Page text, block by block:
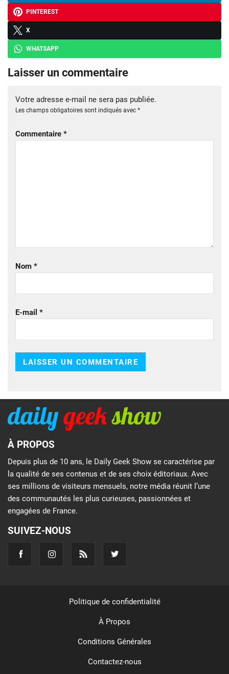
PINTEREST
X
WHATSAPP
Laisser un commentaire
Votre adresse e-mail ne sera pas publiée.
Les champs obligatoires sont indiqués avec *
Commentaire *
Nom *
E-mail *
À PROPOS
Depuis plus de 10 ans, le Daily Geek Show se caractérise par
la qualité de ses contenus et de ses choix éditoriaux. Avec
ses millions de visiteurs mensuels, notre média réunit l’une
des communautés les plus curieuses, passionnées et
engagées de France.
SUIVEZ-NOUS
Politique de confidentialité
À Propos
Conditions Générales
Contactez-nous